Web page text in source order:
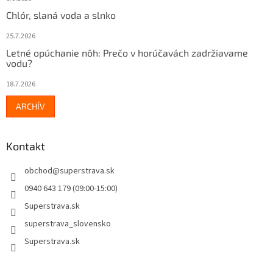
Chlór, slaná voda a slnko
25.7.2026
Letné opúchanie nôh: Prečo v horúčavách zadržiavame
vodu?
18.7.2026
ARCHÍV
Kontakt
obchod@superstrava.sk
0940 643 179 (09:00-15:00)
Superstrava.sk
superstrava_slovensko
Superstrava.sk